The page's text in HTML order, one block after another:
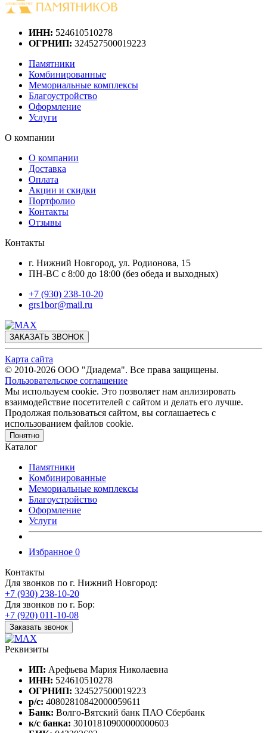
ИНН: 524610510278
ОГРНИП: 324527500019223
Памятники
Комбинированные
Мемориальные комплексы
Благоустройство
Оформление
Услуги
О компании
О компании
Доставка
Оплата
Акции и скидки
Портфолио
Контакты
Отзывы
Контакты
г. Нижний Новгород, ул. Родионова, 15
ПН-ВС с 8:00 до 18:00 (без обеда и выходных)
+7 (930) 238-10-20
grs1bor@mail.ru
ЗАКАЗАТЬ ЗВОНОК
Карта сайта
© 2010-2026 ООО "Диадема". Все права защищены.
Пользовательское соглашение
Мы используем cookie. Это позволяет нам анлизировать
взаимодействие посетителей с сайтом и делать его лучше.
Продолжая пользоваться сайтом, вы соглашаетесь с
использованием файлов cookie.
Понятно
Каталог
Памятники
Комбинированные
Мемориальные комплексы
Благоустройство
Оформление
Услуги
Избранное 0
Контакты
Для звонков по г. Нижний Новгород:
+7 (930) 238-10-20
Для звонков по г. Бор:
+7 (920) 011-10-08
Заказать звонок
Реквизиты
ИП: Арефьева Мария Николаевна
ИНН: 524610510278
ОГРНИП: 324527500019223
р/с: 40802810842000059611
Банк: Волго-Вятский банк ПАО Сбербанк
к/с банка: 30101810900000000603